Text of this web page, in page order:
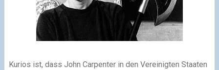
Kurios ist, dass John Carpenter in den Vereinigten Staaten